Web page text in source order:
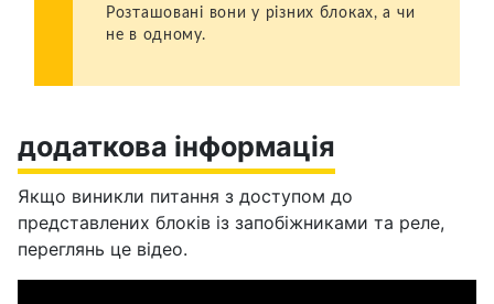
Розташовані вони у різних блоках, а чи
не в одному.
додаткова інформація
Якщо виникли питання з доступом до
представлених блоків із запобіжниками та реле,
переглянь це відео.